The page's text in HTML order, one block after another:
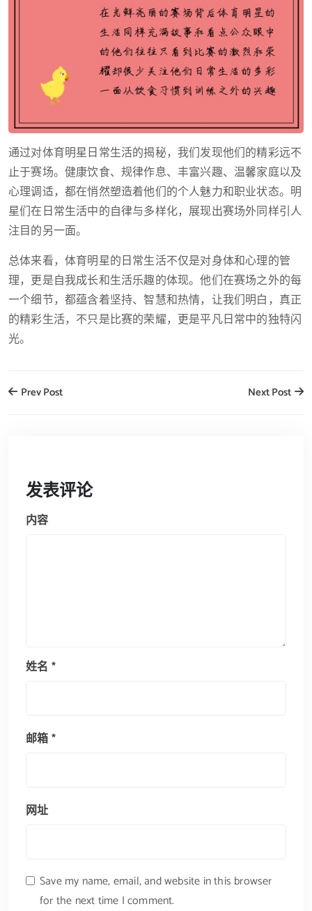
通过对体育明星日常生活的揭秘，我们发现他们的精彩远不
止于赛场。健康饮食、规律作息、丰富兴趣、温馨家庭以及
心理调适，都在悄然塑造着他们的个人魅力和职业状态。明
星们在日常生活中的自律与多样化，展现出赛场外同样引人
注目的另一面。
总体来看，体育明星的日常生活不仅是对身体和心理的管
理，更是自我成长和生活乐趣的体现。他们在赛场之外的每
一个细节，都蕴含着坚持、智慧和热情，让我们明白，真正
的精彩生活，不只是比赛的荣耀，更是平凡日常中的独特闪
光。
Prev Post Next Post
发表评论
内容
姓名 *
邮箱*
网址
Save my name, email, and website in this browser
for the next time I comment.